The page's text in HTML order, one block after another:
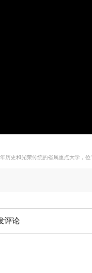
历史和光荣传统的省属重点大学，位
评论